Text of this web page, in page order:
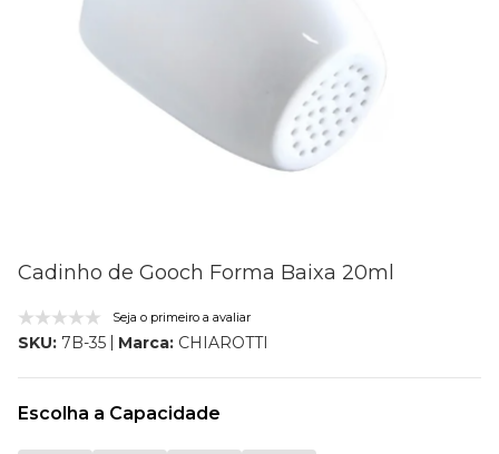
Cadinho de Gooch Forma Baixa 20ml
Seja o primeiro a avaliar
SKU: 7B-35 Marca: CHIAROTTI
Escolha a Capacidade